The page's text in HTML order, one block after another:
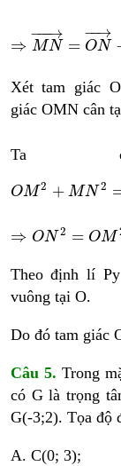
⇒
−
−−→
MN =
−
−→
ON
→ →
Xét tam giác
giác OMN cân
Ta
OM 2 + MN 2
⇒ ON 2 = OM
ON2= M2+
Theo định lí
vuông tại O.
Do đó tam giác
Câu 5. Trong
có G là trọng
G(-3;2). Tọa độ
A. C(0; 3);